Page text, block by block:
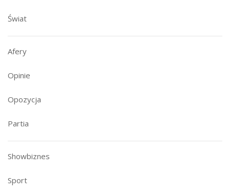
Świat
Afery
Opinie
Opozycja
Partia
Showbiznes
Sport